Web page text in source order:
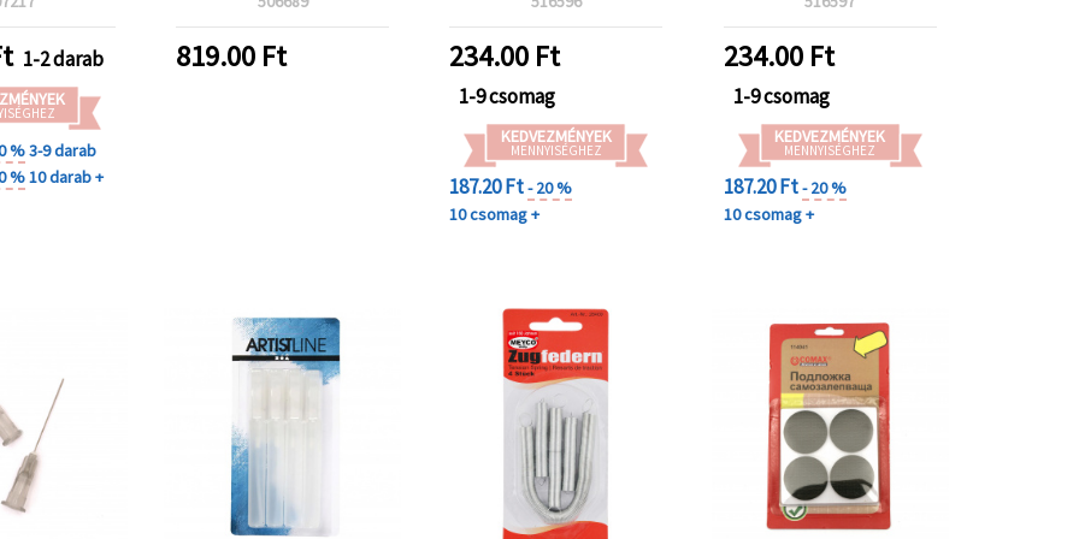
1-2 darab
%3-9 darab
%10 darab +
819.00 Ft 234.00 Ft
1-9 csomag
KEDVEZMÉNYEK
MENNYISÉGHEZ
187.20 Ft- 20 %
10 csomag +
234.00Ft
1-9 csomag
KEDVEZMÉNYEK
MENNYISÉGHEZ
187.20 Ft- 20 %
10 csomag +